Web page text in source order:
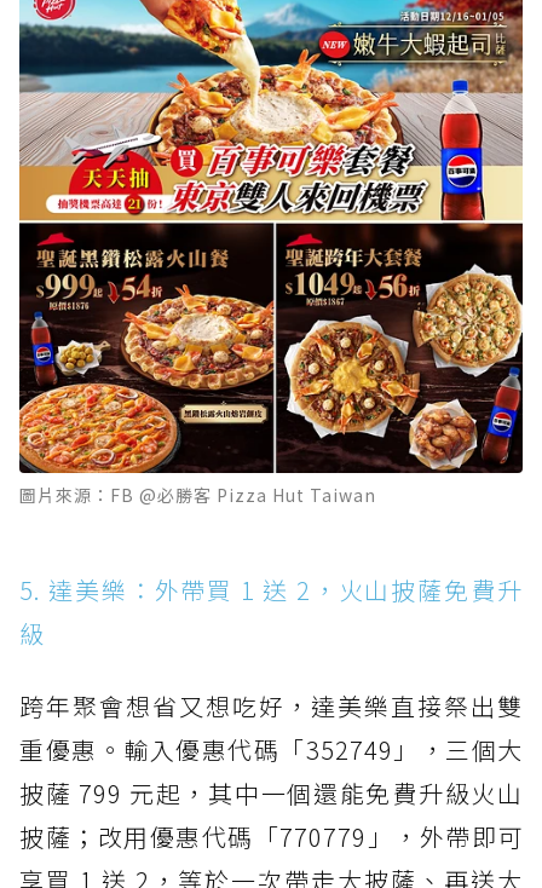
圖片來源：FB @必勝客 Pizza Hut Taiwan
5. 達美樂：外帶買 1 送 2，火山披薩免費升
級
跨年聚會想省又想吃好，達美樂直接祭出雙
重優惠。輸入優惠代碼「352749」，三個大
披薩 799 元起，其中一個還能免費升級火山
披薩；改用優惠代碼「770779」，外帶即可
享買 1 送 2，等於一次帶走大披薩、再送大